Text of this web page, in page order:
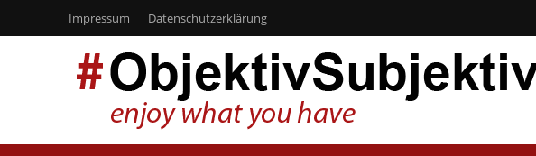
Impressum Datenschutzerklärung